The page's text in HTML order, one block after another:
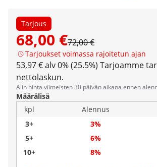
Tarjous
68,00 €72,00 €
Tarjoukset voimassa rajoitetun ajan
53,97 € alv 0% (25.5%) Tarjoamme
nettolaskun.
Alin hinta viimeisten 30 päivän aikana ennen
Määrälisä
kpl
Alennus
3+
3%
5+
6%
10+
8%